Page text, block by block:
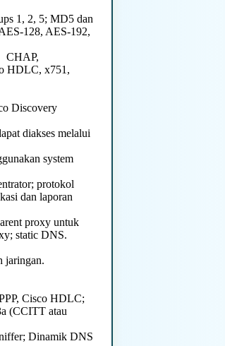
1, 2, 5; MD5 dan
128, AES-192,
CHAP,
HDLC, x751,
Discovery
diakses melalui
system
protokol
dan laporan
proxy untuk
static DNS.
jaringan.
Cisco HDLC;
(CCITT atau
Dinamik DNS